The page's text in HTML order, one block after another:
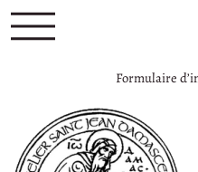
Formulaire